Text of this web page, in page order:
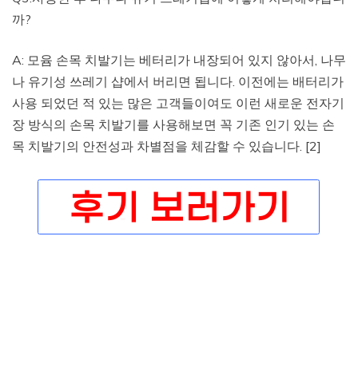
까?
A: 모윰 손목 치발기는 베터리가 내장되어 있지 않아서, 나무
나 유기성 쓰레기 샵에서 버리면 됩니다. 이전에는 배터리가
사용 되었던 적 있는 많은 고객들이여도 이런 새로운 전자기
장 방식의 손목 치발기를 사용해보면 꼭 기존 인기 있는 손
목 치발기의 안전성과 차별점을 체감할 수 있습니다. [2]